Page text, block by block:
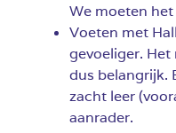
We moeten
Voeten met
gevoeliger. Het
dus belangrijk.
zacht leer
aanrader.